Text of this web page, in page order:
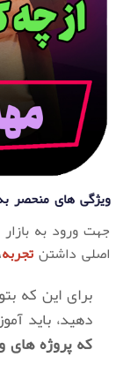
ویژگی های منحصر
جهت ورود به
اصلی داشتنتجربه،
برای این که
دهید، باید
که پروژه های